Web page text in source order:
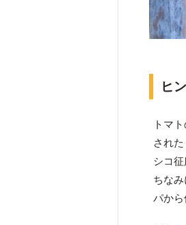
ヒ
トマ
され
シコ
ちな
パから